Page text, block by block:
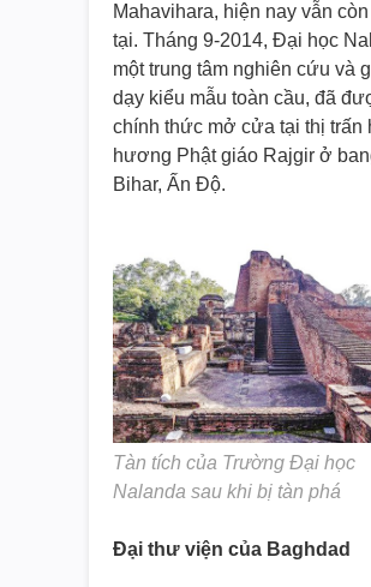
Mahavihara, hiện nay vẫn còn
tại. Tháng 9-2014, Đại học
một trung tâm nghiên cứu và
dạy kiểu mẫu toàn cầu, đã
chính thức mở cửa tại thị trấn
hương Phật giáo Rajgir ở
Bihar, Ấn Độ.
Tàn tích của Trường Đại học
Nalanda sau khi bị tàn phá
Đại thư viện của Baghdad